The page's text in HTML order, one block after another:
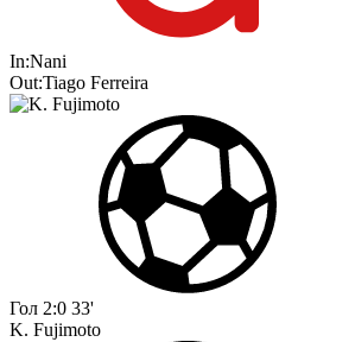
In:Nani
Out:Tiago Ferreira
Гол 2:0 33'
K. Fujimoto